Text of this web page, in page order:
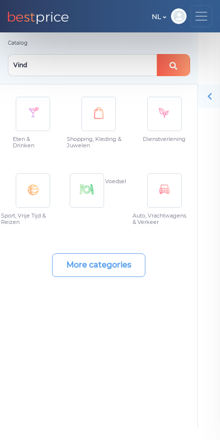
NL
Catalog
Eten &
Drinken
Shopping, Kleding &
Juwelen
Dienstverlening
Sport, Vrije Tijd &
Reizen
Voedsel
Auto, Vrachtwagens
& Verkeer
More categories